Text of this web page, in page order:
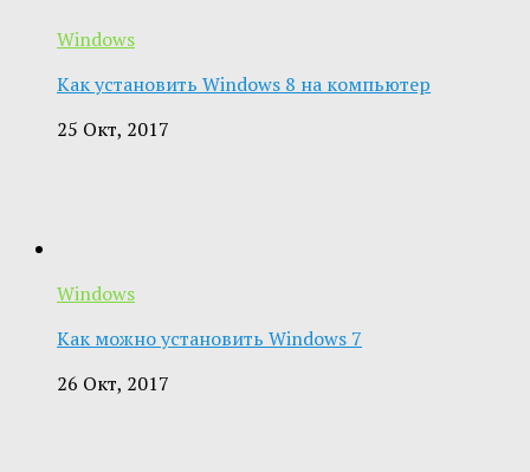
Windows
Как установить Windows 8 на компьютер
25 Окт, 2017
Windows
Как можно установить Windows 7
26 Окт, 2017